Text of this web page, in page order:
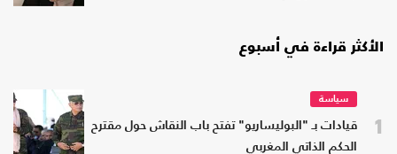
الأكثر قراءة في أسبوع
1
سياسة
قيادات بـ "البوليساريو" تفتح باب النقاش حول مقترح
الحكم الذاتي المغربي